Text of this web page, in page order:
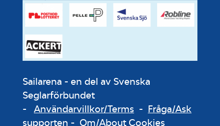
Sailarena - en del av Svenska
Seglarförbundet
- Användarvillkor/Terms - Fråga/Ask
supporten - Om/About Cookies